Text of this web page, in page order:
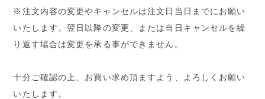
※注文内容の変更やキャンセルは注文日当日までにお願い
いたします。翌日以降の変更、または当日キャンセルを繰
り返す場合は変更を承る事ができません。
十分ご確認の上、お買い求め頂ますよう、よろしくお願い
いたします。